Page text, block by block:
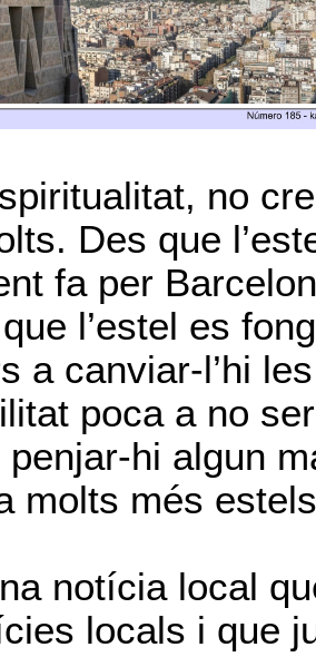
no
Des que
fa per
l’estel es
a canviar-l’hi
poca a no
penjar-hi algun
molts més
notícia local
locals i que